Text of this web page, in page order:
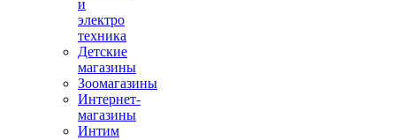
и
электро
техника
Детские
магазины
Зоомагазины
Интернет-
магазины
Интим